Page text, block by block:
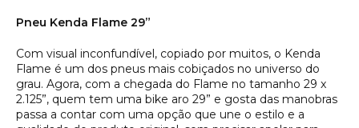
Pneu Kenda Flame 29”
Com visual inconfundível, copiado por muitos, o Kenda
Flame é um dos pneus mais cobiçados no universo do
grau. Agora, com a chegada do Flame no tamanho 29 x
2.125”, quem tem uma bike aro 29” e gosta das manobras
passa a contar com uma opção que une o estilo e a